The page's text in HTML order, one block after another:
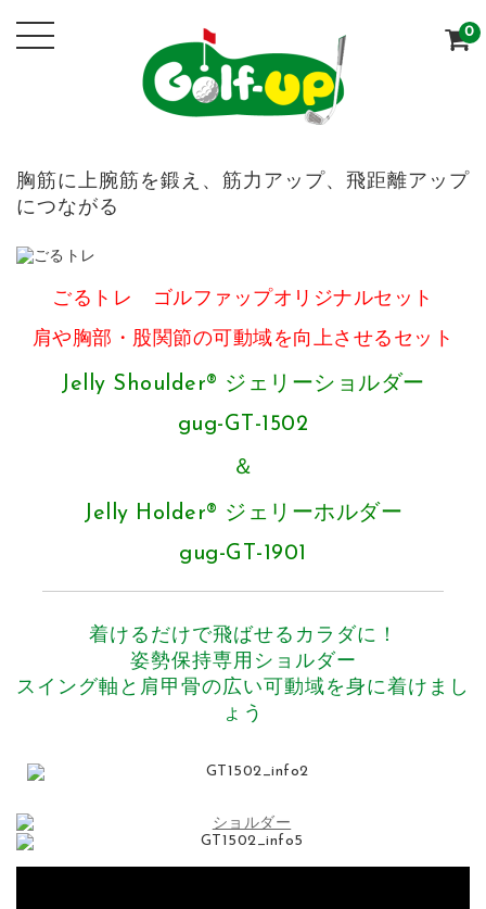
0
胸筋に上腕筋を鍛え、筋力アップ、飛距離アップ
につながる
ごるトレ ゴルファップオリジナルセット
肩や胸部・股関節の可動域を向上させるセット
Jelly Shoulder® ジェリーショルダー
gug-GT-1502
＆
Jelly Holder® ジェリーホルダー
gug-GT-1901
着けるだけで飛ばせるカラダに！
姿勢保持専用ショルダー
スイング軸と肩甲骨の広い可動域を身に着けまし
ょう